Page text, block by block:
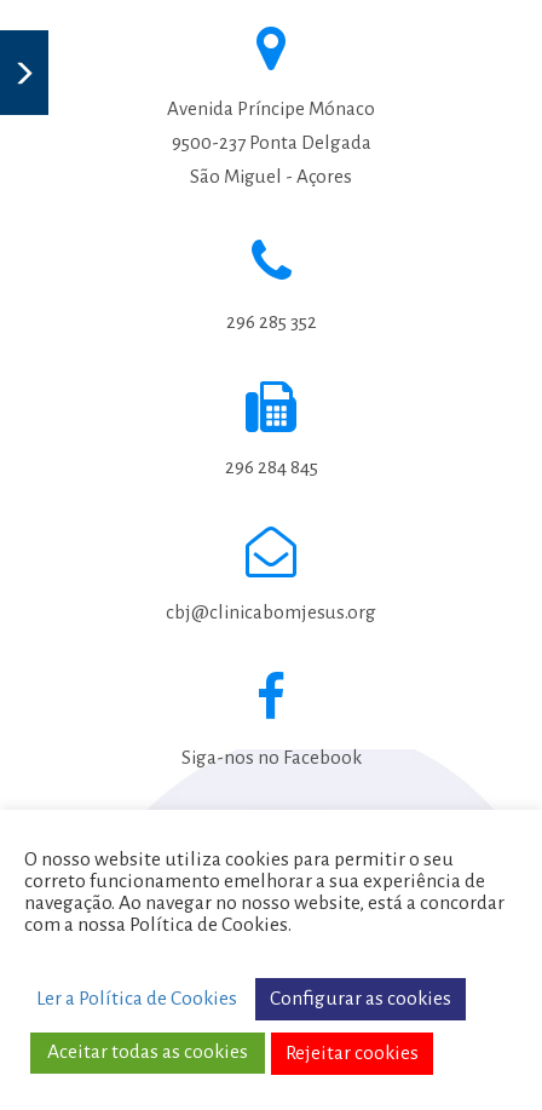
Avenida Príncipe Mónaco
9500-237 Ponta Delgada
São Miguel - Açores
296 285 352
296 284 845
cbj@clinicabomjesus.org
Siga-nos no Facebook
Política de Privacidade
Termos e Condições
Copyright © 2017 | Clínica do Bom Jesus
Todos os direitos reservados
O nosso website utiliza cookies para permitir o seu
correto funcionamento emelhorar a sua experiência de
navegação. Ao navegar no nosso website, está a concordar
com a nossa Política de Cookies.
Ler a Política de Cookies Configurar as cookies
Aceitar todas as cookies Rejeitar cookies